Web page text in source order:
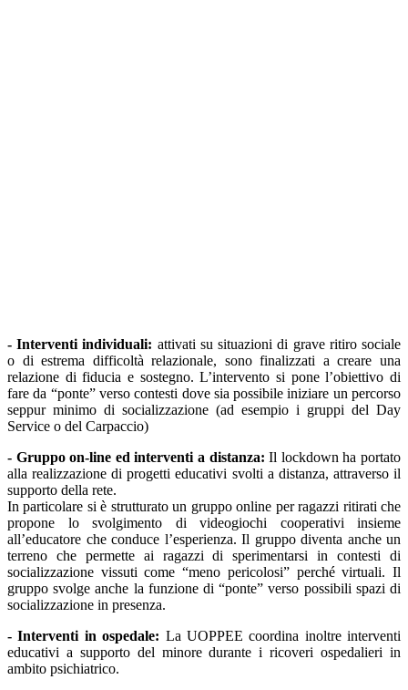
- Interventi individuali: attivati su situazioni di grave ritiro sociale
o di estrema difficoltà relazionale, sono finalizzati a creare una
relazione di fiducia e sostegno. L’intervento si pone l’obiettivo di
fare da “ponte” verso contesti dove sia possibile iniziare un percorso
seppur minimo di socializzazione (ad esempio i gruppi del Day
Service o del Carpaccio)
- Gruppo on-line ed interventi a distanza:Il lockdown ha portato
alla realizzazione di progetti educativi svolti a distanza, attraverso il
supporto della rete.
In particolare si è strutturato un gruppo online per ragazzi ritirati che
propone lo svolgimento di videogiochi cooperativi insieme
all’educatore che conduce l’esperienza. Il gruppo diventa anche un
terreno che permette ai ragazzi di sperimentarsi in contesti di
socializzazione vissuti come “meno pericolosi” perché virtuali. Il
gruppo svolge anche la funzione di “ponte” verso possibili spazi di
socializzazione in presenza.
- Interventi in ospedale: La UOPPEE coordina inoltre interventi
educativi a supporto del minore durante i ricoveri ospedalieri in
ambito psichiatrico.